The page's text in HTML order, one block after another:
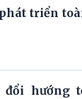
triển
đổi hướng